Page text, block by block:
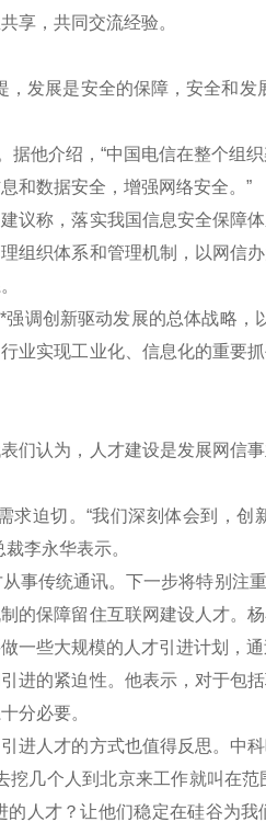
，共同交流经验。
展是安全的保障，安全和发
他介绍，“中国电信在整个组
和数据安全，增强网络安全。”
称，落实我国信息安全保障体
组织体系和管理机制，以网信
创新驱动发展的总体战略，
业实现工业化、信息化的重要
认为，人才建设是发展网信事
迫切。“我们深刻体会到，创
李永华表示。
传统通讯。下一步将特别注
的保障留住互联网建设人才。
一些大规模的人才引进计划，通
的紧迫性。他表示，对于包括
分必要。
人才的方式也值得反思。中
几个人到北京来工作就叫在
人才？让他们稳定在硅谷为